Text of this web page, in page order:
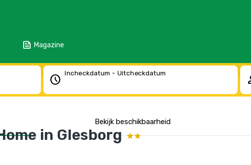
feed Magazine
schedule Incheckdatum - Uitcheckdatum
Bekijk beschikbaarheid
in Glesborg